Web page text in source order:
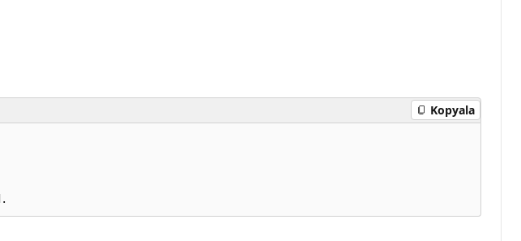
Kopyala